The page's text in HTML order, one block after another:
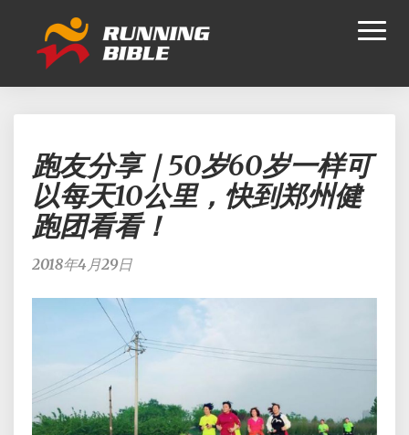
友
分
享
岁
每
天
跑友分享｜50岁60岁一样可
以每天10公里，快到郑州健
跑团看看！
2018年4月29日